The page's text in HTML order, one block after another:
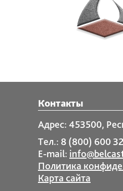
Контакты
Адрес: 453500,
Тел.: 8 (800) 600
E-mail:
Политика
Карта сайта